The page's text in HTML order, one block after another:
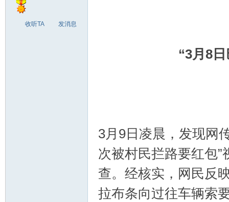
收听TA 发消息
“3月8
3月9日凌晨，发现网
次被村民拦路要红包
查。经核实，网民反
拉布条向过往车辆索